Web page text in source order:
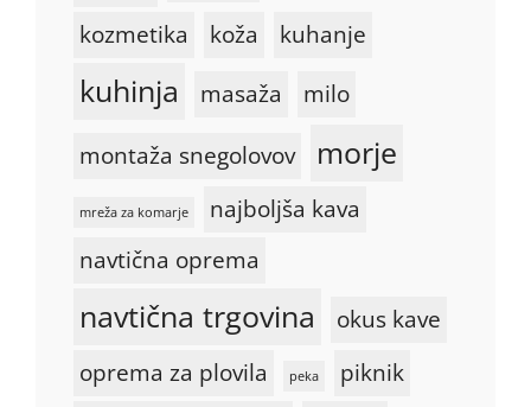
kozmetika koža kuhanje
kuhinja masaža
milo
montaža snegolovov
morje
mreža za komarje
najboljša kava
navtična oprema
navtična trgovina
okus kave
oprema za plovila
peka
piknik